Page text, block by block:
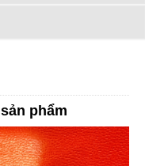
phẩm